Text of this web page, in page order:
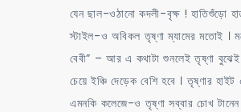
যেন ছাল-ওঠানো কদলী-বৃক্ষ ! হাতিশুঁড়ো
স্টাইল-ও অবিকল তৃষ্ণা ম্যামের মতোই ।
বেবী” – আর এ কথাটা শুনলেই তৃষ্ণা
চেয়ে ইঞ্চি দেড়েক বেশি হবে । তৃষ্ণার
এমনকি কলেজে-ও তৃষ্ণা সব্বার চোখ